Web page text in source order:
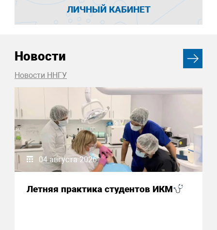
ЛИЧНЫЙ КАБИНЕТ
Новости
Новости ННГУ
04 августа 2026
Летняя практика студентов ИКМ